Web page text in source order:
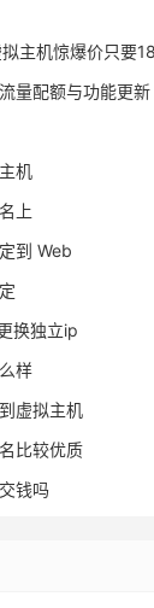
主机惊爆价只要
量配额与功能更新
机
上
到 Web
换独立ip
样
虚拟主机
比较优质
钱吗